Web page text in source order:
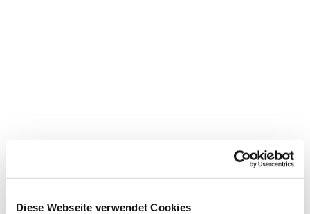
Diese Webseite verwendet Cookies
Dies könnte Sie auch
interessieren